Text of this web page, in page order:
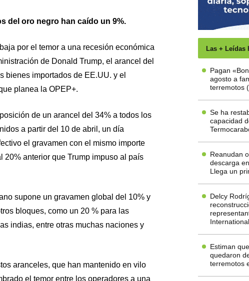
del oro negro han caído un 9%.
por el temor a una recesión económica
de Donald Trump, el arancel del
bienes importados de EE.UU. y el
planea la OPEP+.
de un arancel del 34% a todos los
a partir del 10 de abril, un día
el gravamen con el mismo importe
20% anterior que Trump impuso al país
supone un gravamen global del 10% y
bloques, como un 20 % para las
indias, entre otras muchas naciones y
aranceles, que han mantenido en vilo
el temor entre los operadores a una
Las + Leídas
Pagan
agosto a
terremotos
Se ha
capacidad
Reanudan
descarga
Llega un
Delcy
Estiman
quedaron
terremotos